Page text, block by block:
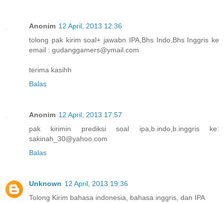
Anonim 12 April, 2013 12:36
tolong pak kirim soal+ jawabn IPA,Bhs Indo,Bhs Inggris ke
email : gudanggamers@ymail.com
terima kasihh
Balas
Anonim 12 April, 2013 17:57
pak kirimin prediksi soal ipa,b.indo,b.inggris ke:
sakinah_30@yahoo.com
Balas
Unknown 12 April, 2013 19:36
Tolong Kirim bahasa indonesia, bahasa inggris, dan IPA